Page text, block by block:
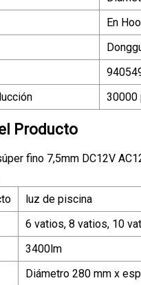
En
30000
Producto
fino 7,5mm DC12V
luz de piscina
6 vatios, 8 vatios, 10
3400lm
Diámetro 280 mm x